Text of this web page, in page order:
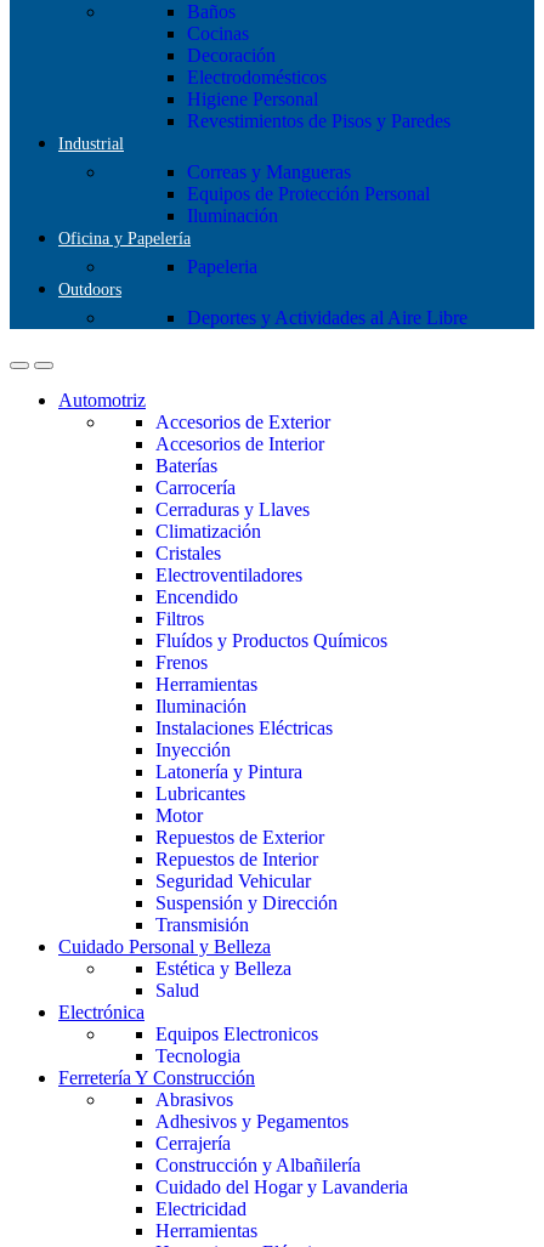
Baños
Cocinas
Decoración
Electrodomésticos
Higiene Personal
Revestimientos de Pisos y Paredes
Industrial
Correas y Mangueras
Equipos de Protección Personal
Iluminación
Oficina y Papelería
Papeleria
Outdoors
Deportes y Actividades al Aire Libre
Automotriz
Accesorios de Exterior
Accesorios de Interior
Baterías
Carrocería
Cerraduras y Llaves
Climatización
Cristales
Electroventiladores
Encendido
Filtros
Fluídos y Productos Químicos
Frenos
Herramientas
Iluminación
Instalaciones Eléctricas
Inyección
Latonería y Pintura
Lubricantes
Motor
Repuestos de Exterior
Repuestos de Interior
Seguridad Vehicular
Suspensión y Dirección
Transmisión
Cuidado Personal y Belleza
Estética y Belleza
Salud
Electrónica
Equipos Electronicos
Tecnologia
Ferretería Y Construcción
Abrasivos
Adhesivos y Pegamentos
Cerrajería
Construcción y Albañilería
Cuidado del Hogar y Lavanderia
Electricidad
Herramientas